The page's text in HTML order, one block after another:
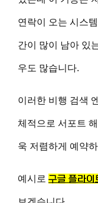
연락이 오는 시스
간이 많이 남아 있
우도 많습니다.
이러한 비행 검색
체적으로 서포트
욱 저렴하게 예약
예시로 구글 플라이